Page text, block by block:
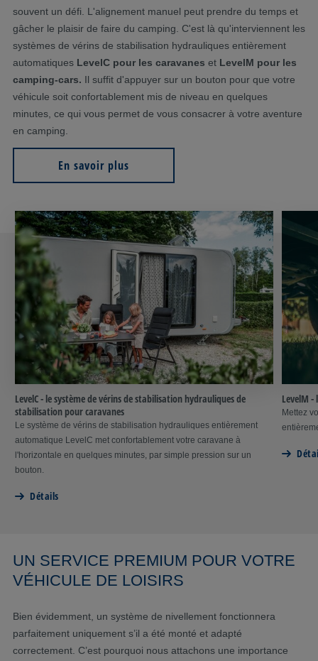
souvent un défi. L'alignement manuel peut prendre du temps et
gâcher le plaisir de faire du camping. C'est là qu'interviennent les
systèmes de vérins de stabilisation hydrauliques entièrement
automatiques LevelC pour les caravanes et LevelM pour les
camping-cars. Il suffit d'appuyer sur un bouton pour que votre
véhicule soit confortablement mis de niveau en quelques
minutes, ce qui vous permet de vous consacrer à votre aventure
en camping.
En savoir plus
LevelC - le système de vérins de stabilisation hydrauliques de
stabilisation pour caravanes
Le système de vérins de stabilisation hydrauliques entièrement
automatique LevelC met confortablement votre caravane à
l'horizontale en quelques minutes, par simple pression sur un
bouton.
Détails
LevelM -
Mettez
UN SERVICE PREMIUM POUR VOTRE
VÉHICULE DE LOISIRS
Bien évidemment, un système de nivellement fonctionnera
parfaitement uniquement s’il a été monté et adapté
correctement. C’est pourquoi nous attachons une importance